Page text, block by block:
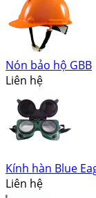
Nón bảo hộ GBB
Liên hệ
Kính hàn Blue
Liên hệ